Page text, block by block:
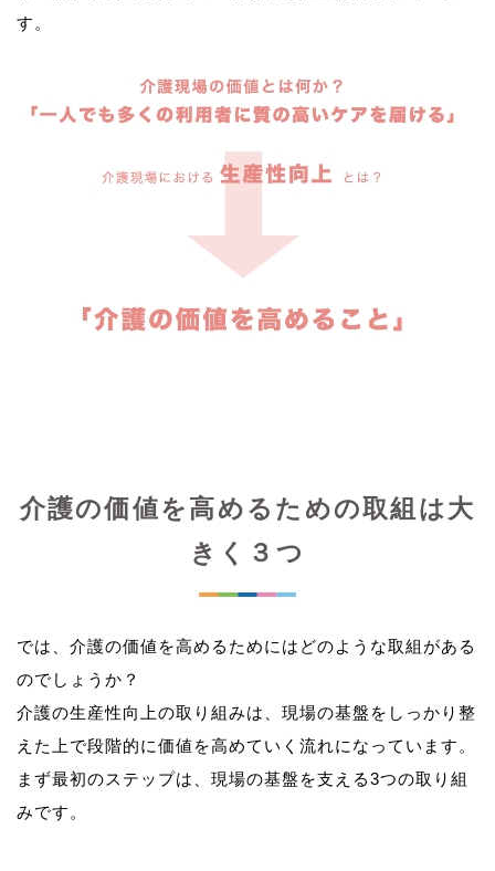
介護の価値を高めるための取組は大
きく３つ
では、介護の価値を高めるためにはどのような取組がある
のでしょうか？
介護の生産性向上の取り組みは、現場の基盤をしっかり整
えた上で段階的に価値を高めていく流れになっています。
まず最初のステップは、現場の基盤を支える3つの取り組